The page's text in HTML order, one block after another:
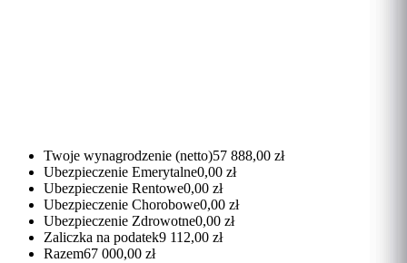
Twoje wynagrodzenie (netto)57 888,00 zł
Ubezpieczenie Emerytalne0,00 zł
Ubezpieczenie Rentowe0,00 zł
Ubezpieczenie Chorobowe0,00 zł
Ubezpieczenie Zdrowotne0,00 zł
Zaliczka na podatek9 112,00 zł
Razem67 000,00 zł